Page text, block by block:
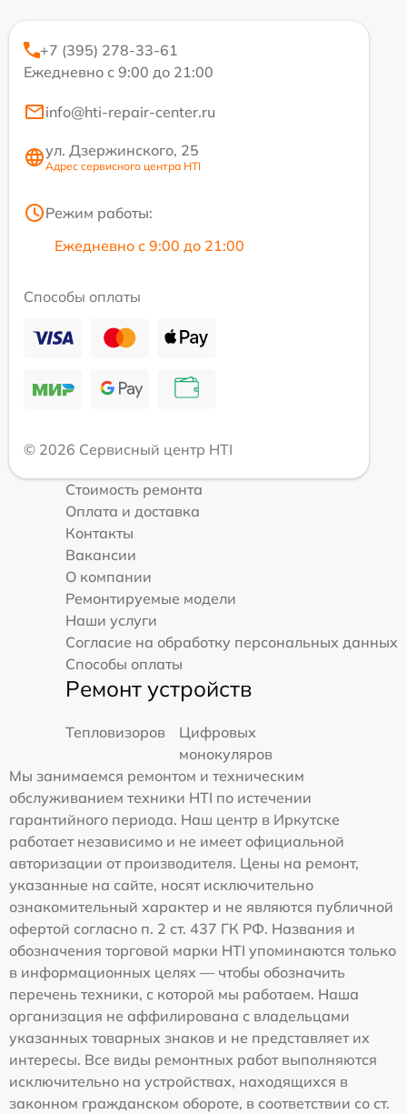
+7 (395) 278-33-61
Ежедневно с 9:00 до 21:00
info@hti-repair-center.ru
ул. Дзержинского, 25
Адрес сервисного центра HTI
Режим работы:
Ежедневно с 9:00 до 21:00
Способы оплаты
© 2026 Сервисный центр HTI
Стоимость ремонта
Оплата и доставка
Контакты
Вакансии
О компании
Ремонтируемые модели
Наши услуги
Согласие на обработку персональных данных
Способы оплаты
Ремонт устройств
Тепловизоров
Цифровых
монокуляров
Мы занимаемся ремонтом и техническим
обслуживанием техники HTI по истечении
гарантийного периода. Наш центр в Иркутске
работает независимо и не имеет официальной
авторизации от производителя. Цены на ремонт,
указанные на сайте, носят исключительно
ознакомительный характер и не являются публичной
офертой согласно п. 2 ст. 437 ГК РФ. Названия и
обозначения торговой марки HTI упоминаются только
в информационных целях — чтобы обозначить
перечень техники, с которой мы работаем. Наша
организация не аффилирована с владельцами
указанных товарных знаков и не представляет их
интересы. Все виды ремонтных работ выполняются
исключительно на устройствах, находящихся в
законном гражданском обороте, в соответствии со ст.